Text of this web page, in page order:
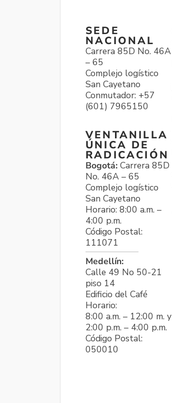
SEDE
NACIONAL
Carrera 85D No. 46A
– 65
Complejo logístico
San Cayetano
Conmutador: +57
(601) 7965150
VENTANILLA
ÚNICA DE
RADICACIÓN
Bogotá: Carrera 85D
No. 46A – 65
Complejo logístico
San Cayetano
Horario: 8:00 a.m. –
4:00 p.m.
Código Postal:
111071
Medellín:
Calle 49 No 50-21
piso 14
Edificio del Café
Horario:
8:00 a.m. – 12:00 m. y
2:00 p.m. – 4:00 p.m.
Código Postal:
050010